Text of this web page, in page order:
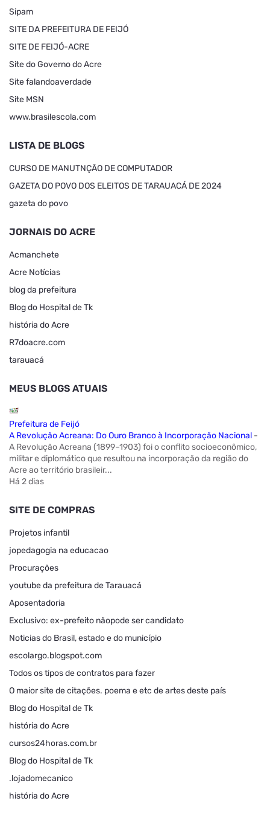
Sipam
SITE DA PREFEITURA DE FEIJÓ
SITE DE FEIJÓ-ACRE
Site do Governo do Acre
Site falandoaverdade
Site MSN
www.brasilescola.com
LISTA DE BLOGS
CURSO DE MANUTNÇÃO DE COMPUTADOR
GAZETA DO POVO DOS ELEITOS DE TARAUACÁ DE 2024
gazeta do povo
JORNAIS DO ACRE
Acmanchete
Acre Notícias
blog da prefeitura
Blog do Hospital de Tk
história do Acre
R7doacre.com
tarauacá
MEUS BLOGS ATUAIS
Prefeitura de Feijó
A Revolução Acreana: Do Ouro Branco à Incorporação Nacional -
A Revolução Acreana (1899–1903) foi o conflito socioeconômico,
militar e diplomático que resultou na incorporação da região do
Acre ao território brasileir...
Há 2 dias
SITE DE COMPRAS
Projetos infantil
jopedagogia na educacao
Procurações
youtube da prefeitura de Tarauacá
Aposentadoria
Exclusivo: ex-prefeito nãopode ser candidato
Noticias do Brasil, estado e do município
escolargo.blogspot.com
Todos os tipos de contratos para fazer
O maior site de citações. poema e etc de artes deste país
Blog do Hospital de Tk
história do Acre
cursos24horas.com.br
Blog do Hospital de Tk
.lojadomecanico
história do Acre